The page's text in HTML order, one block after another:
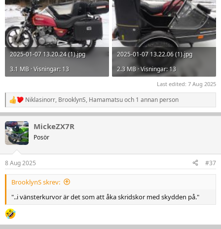
2025-01-07 13.20.24 (1).jpg
3.1 MB · Visningar: 13
2025-01-07 13.22.06 (1).jpg
2.3 MB · Visningar: 13
Last edited: 7 Aug 2025
R
e
k
t
i
e
r
Niklasinorr, BrooklynS, Hamamatsuoch 1 annan person
MickeZX7R
Posör
8 Aug 2025 #37
BrooklynS skrev:
"..i vänsterkurvor är det som att åka skridskor med skydden på."